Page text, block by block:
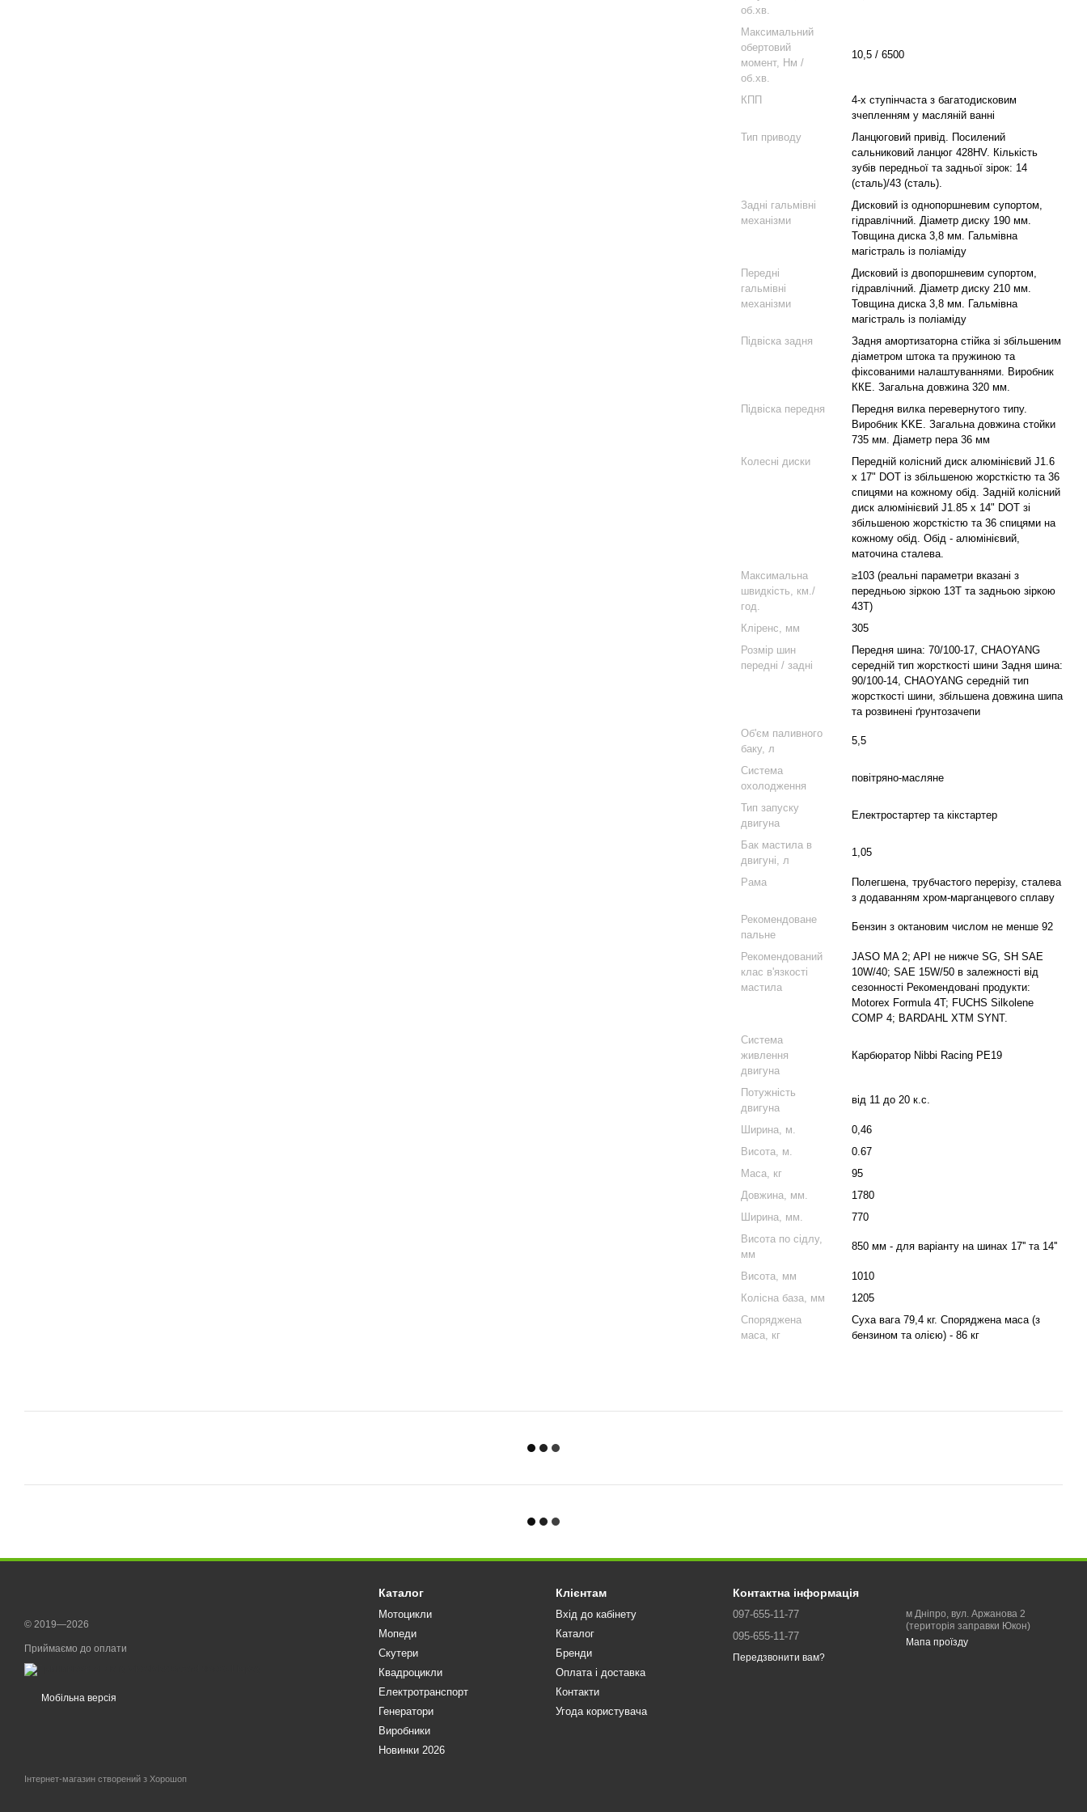
об.хв.
Максимальний
обертовий
момент, Нм /
об.хв.
10,5 / 6500
КПП
4-х ступінчаста з багатодисковим
зчепленням у масляній ванні
Тип приводу
Ланцюговий привід. Посилений
сальниковий ланцюг 428HV. Кількість
зубів передньої та задньої зірок: 14
(сталь)/43 (сталь).
Задні гальмівні
механізми
Дисковий із однопоршневим супортом,
гідравлічний. Діаметр диску 190 мм.
Товщина диска 3,8 мм. Гальмівна
магістраль із поліаміду
Передні
гальмівні
механізми
Дисковий із двопоршневим супортом,
гідравлічний. Діаметр диску 210 мм.
Товщина диска 3,8 мм. Гальмівна
магістраль із поліаміду
Підвіска задня
Задня амортизаторна стійка зі збільшеним
діаметром штока та пружиною та
фіксованими налаштуваннями. Виробник
ККЕ. Загальна довжина 320 мм.
Підвіска передня
Передня вилка перевернутого типу.
Виробник KKE. Загальна довжина стойки
735 мм. Діаметр пера 36 мм
Колесні диски
Передній колісний диск алюмінієвий J1.6
х 17" DOT із збільшеною жорсткістю та 36
спицями на кожному обід. Задній колісний
диск алюмінієвий J1.85 х 14" DOT зі
збільшеною жорсткістю та 36 спицями на
кожному обід. Обід - алюмінієвий,
маточина сталева.
Максимальна
швидкість, км./
год.
≥103 (реальні параметри вказані з
передньою зіркою 13T та задньою зіркою
43T)
Кліренс, мм
305
Розмір шин
передні / задні
Передня шина: 70/100-17, CHAOYANG
середній тип жорсткості шини Задня шина:
90/100-14, CHAOYANG середній тип
жорсткості шини, збільшена довжина шипа
та розвинені ґрунтозачепи
Об'єм паливного
баку, л
5,5
Система
охолодження
повітряно-масляне
Тип запуску
двигуна
Електростартер та кікстартер
Бак мастила в
двигуні, л
1,05
Рама
Полегшена, трубчастого перерізу, сталева
з додаванням хром-марганцевого сплаву
Рекомендоване
пальне
Бензин з октановим числом не менше 92
Рекомендований
клас в'язкості
мастила
JASO MA 2; API не нижче SG, SH SAE
10W/40; SAE 15W/50 в залежності від
сезонності Рекомендовані продукти:
Motorex Formula 4T; FUCHS Silkolene
COMP 4; BARDAHL XTM SYNT.
Система
живлення
двигуна
Карбюратор Nibbi Racing PE19
Потужність
двигуна
від 11 до 20 к.с.
Ширина, м.
0,46
Висота, м.
0.67
Маса, кг
95
Довжина, мм.
1780
Ширина, мм.
770
Висота по сідлу,
мм
850 мм - для варіанту на шинах 17'' та 14''
Висота, мм
1010
Колісна база, мм
1205
Споряджена
маса, кг
Суха вага 79,4 кг. Споряджена маса (з
бензином та олією) - 86 кг
© 2019—2026
Приймаємо до оплати
Мобільна версія
Інтернет-магазин створений з Хорошоп
Каталог
Мотоцикли
Мопеди
Скутери
Квадроцикли
Електротранспорт
Генератори
Виробники
Новинки 2026
Клієнтам
Вхід до кабінету
Каталог
Бренди
Оплата і доставка
Контакти
Угода користувача
Контактна інформація
097-655-11-77
095-655-11-77
Передзвонити вам?
м Дніпро, вул. Аржанова 2
(територія заправки Юкон)
Мапа проїзду